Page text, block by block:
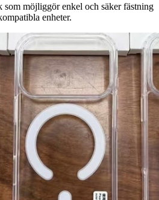
som möjliggör enkel och säker fästning
enheter.